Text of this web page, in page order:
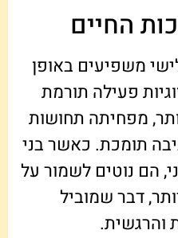
החיים
משפיעים באופן
פעילה תורמת
מפחיתה תחושות
תומכת. כאשר בני
הם נוטים לשמור על
דבר שמוביל
והרגשית.